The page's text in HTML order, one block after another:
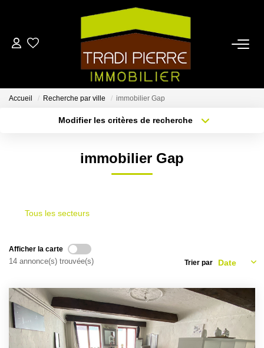
ACCUEIL
ACHETER
ESTIMER
Accueil Recherche par ville immobilier Gap
Modifier les critères de recherche
Budget max
immobilier Gap
Tous les secteurs
Afficher la carte
14 annonce(s) trouvée(s) Trier par